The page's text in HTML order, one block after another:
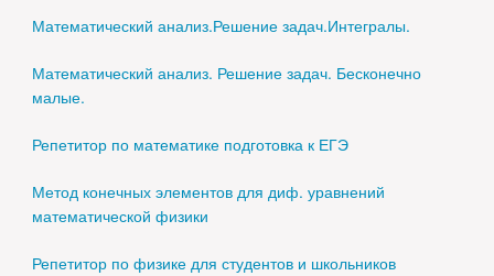
Математический анализ.Решение задач.Интегралы.
Математический анализ. Решение задач. Бесконечно
малые.
Репетитор по математике подготовка к ЕГЭ
Метод конечных элементов для диф. уравнений
математической физики
Репетитор по физике для студентов и школьников